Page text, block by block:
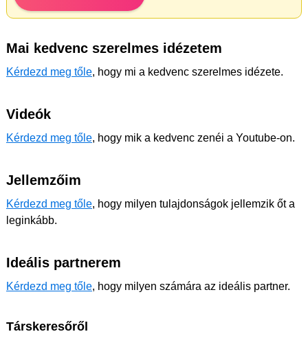
Mai kedvenc szerelmes idézetem
Kérdezd meg tőle, hogy mi a kedvenc szerelmes idézete.
Videók
Kérdezd meg tőle, hogy mik a kedvenc zenéi a Youtube-on.
Jellemzőim
Kérdezd meg tőle, hogy milyen tulajdonságok jellemzik őt a
leginkább.
Ideális partnerem
Kérdezd meg tőle, hogy milyen számára az ideális partner.
Társkeresőről